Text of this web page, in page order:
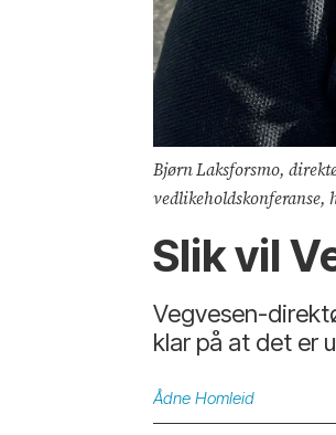
Bjørn Laksforsmo,
vedlikeholdskonferanse,
Slik vil
Vegvesen-
klar på at det er
Ådne Homleid